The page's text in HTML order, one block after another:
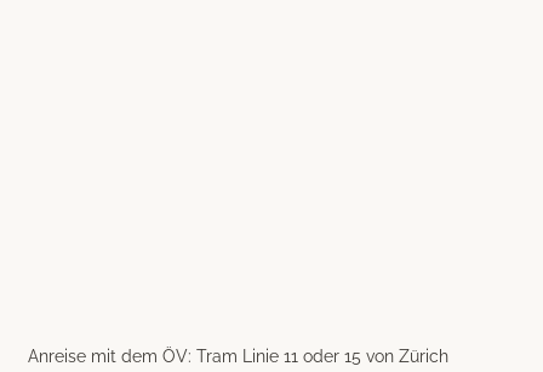
Anreise mit dem ÖV: Tram Linie 11 oder 15 von Zürich